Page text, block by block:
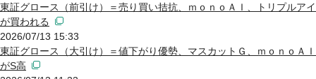
東証グロース（前引け）＝売り買い拮抗、ｍｏｎｏＡＩ、トリプルアイ
が買われる
2026/07/13 15:33
東証グロース（大引け）＝値下がり優勢、マスカットＧ、ｍｏｎｏＡＩ
がS高